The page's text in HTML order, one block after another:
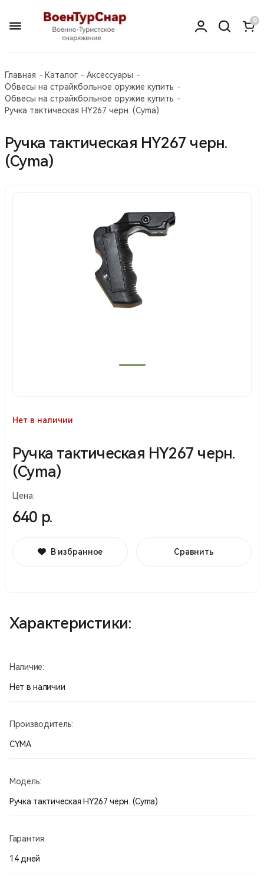
0
Главная Каталог
Аксессуары
Обвесы на страйкбольное оружие купить
Обвесы на страйкбольное оружие купить
Ручка тактическая HY267 черн. (Cyma)
Ручка тактическая HY267 черн.
(Cyma)
Нет в наличии
Ручка тактическая HY267 черн.
(Cyma)
Цена:
640 р.
В избранное Сравнить
Характеристики:
Наличие:
Нет в наличии
Производитель:
CYMA
Модель:
Ручка тактическая HY267 черн. (Cyma)
Гарантия:
14 дней